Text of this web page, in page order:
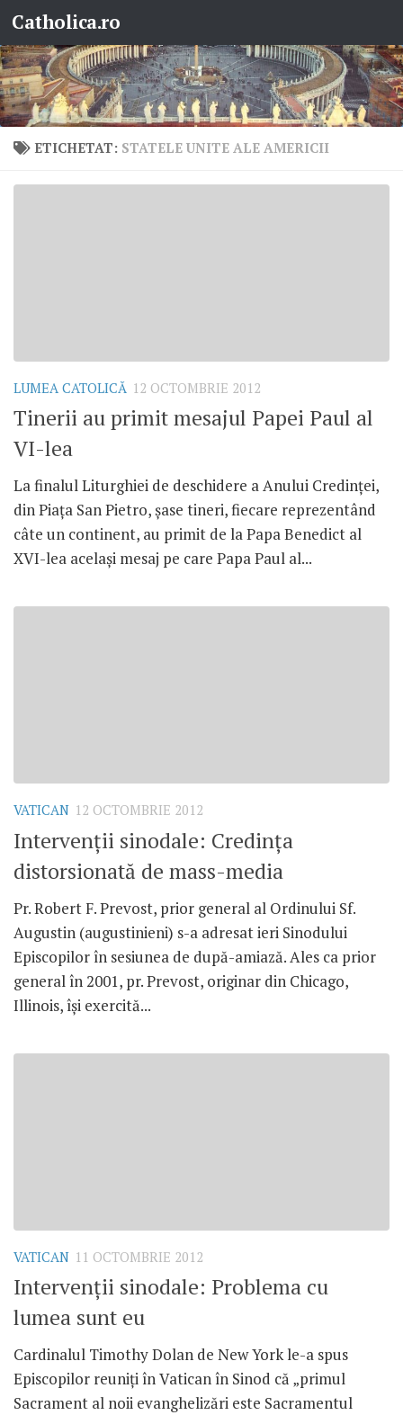
Skip to content
Catholica.ro
ETICHETAT: STATELE UNITE ALE AMERICII
LUMEA CATOLICĂ 12 OCTOMBRIE 2012
Tinerii au primit mesajul Papei Paul al
VI-lea
La finalul Liturghiei de deschidere a Anului Credinţei,
din Piaţa San Pietro, şase tineri, fiecare reprezentând
câte un continent, au primit de la Papa Benedict al
XVI-lea acelaşi mesaj pe care Papa Paul al...
VATICAN 12 OCTOMBRIE 2012
Intervenţii sinodale: Credinţa
distorsionată de mass-media
Pr. Robert F. Prevost, prior general al Ordinului Sf.
Augustin (augustinieni) s-a adresat ieri Sinodului
Episcopilor în sesiunea de după-amiază. Ales ca prior
general în 2001, pr. Prevost, originar din Chicago,
Illinois, îşi exercită...
VATICAN 11 OCTOMBRIE 2012
Intervenţii sinodale: Problema cu
lumea sunt eu
Cardinalul Timothy Dolan de New York le-a spus
Episcopilor reuniţi în Vatican în Sinod că „primul
Sacrament al noii evanghelizări este Sacramentul